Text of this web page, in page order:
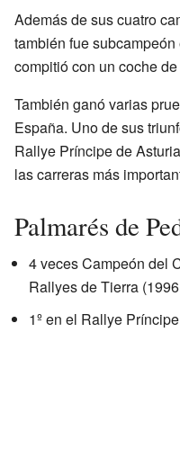
Además de sus cuatro
también fue
compitió con un coche
También ganó varias
España. Uno de sus
Rallye Príncipe de
las carreras más
Palmarés de
4 veces Campeón del
Rallyes de Tierra
1º en el Rallye